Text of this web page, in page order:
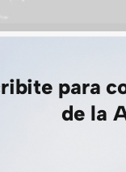
para
de la